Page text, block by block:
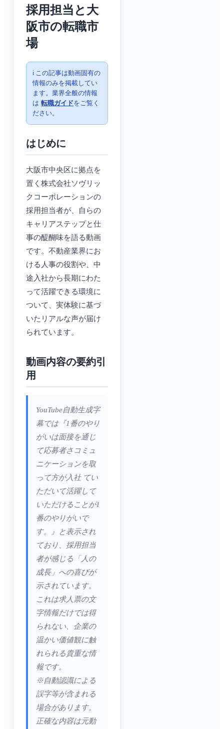
採用担当と大
阪市の転職市
場
ℹ️ この記事は動画固有の
情報のみを掲載してい
ます。業界全般の情報
は 転職ガイドをご覧く
ださい。
はじめに
大阪市中央区に拠点を
置く株式会社ソヴリッ
クコーポレーションの
採用担当者が、自らの
キャリアステップと仕
事の醍醐味を語る動画
です。不動産業界にお
ける人事の役割や、中
途入社から長期にわた
って活躍できる環境に
ついて、実体験に基づ
いたリアルな声が届け
られています。
動画内容の要約引
用
YouTube自動生成字
幕では『1番のやり
がいは面接を通じ
て応募者さコミュ
ニケーションを取
って方が入社 てい
ただいて活躍して
いただけることが1
番のやりがいで
す。』と表示され
ており、採用担当
者が感じる「人の
成長」への喜びが
示されています。
これは求人票の文
字情報だけでは得
られない、企業の
温かい価値観に触
れられる貴重な情
報です。
※自動認識による
誤字等が含まれる
場合があります。
正確な内容は元動